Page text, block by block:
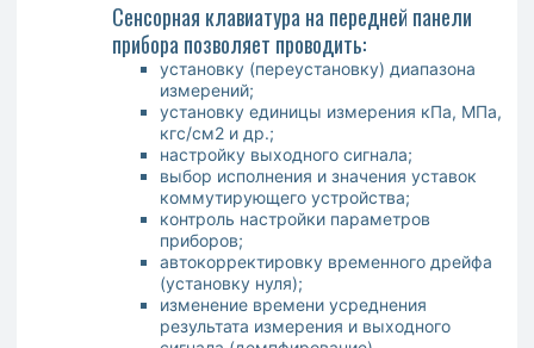
Сенсорная клавиатура на передней панели
прибора позволяет проводить:
установку (переустановку) диапазона
измерений;
установку единицы измерения кПа, МПа,
кгс/см2 и др.;
настройку выходного сигнала;
выбор исполнения и значения уставок
коммутирующего устройства;
контроль настройки параметров
приборов;
автокорректировку временного дрейфа
(установку нуля);
изменение времени усреднения
результата измерения и выходного